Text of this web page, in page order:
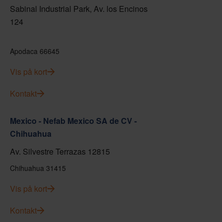
Sabinal Industrial Park, Av. los Encinos
124
Apodaca 66645
Vis på kort
Kontakt
Mexico - Nefab Mexico SA de CV -
Chihuahua
Av. Silvestre Terrazas 12815
Chihuahua 31415
Vis på kort
Kontakt